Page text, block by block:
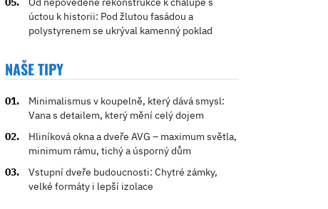
úctou k historii: Pod žlutou fasádou a
polystyrenem se ukrýval kamenný poklad
NAŠE TIPY
Minimalismus v koupelně, který dává smysl:
Vana s detailem, který mění celý dojem
Hliníková okna a dveře AVG – maximum světla,
minimum rámu, tichý a úsporný dům
Vstupní dveře budoucnosti: Chytré zámky,
velké formáty i lepší izolace